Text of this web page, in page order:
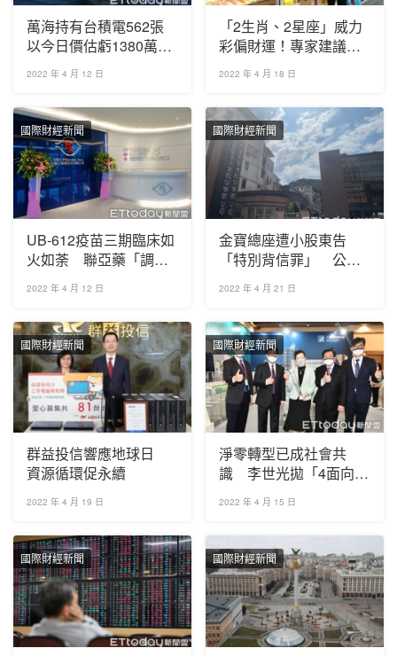
萬海持有台積電562張
以今日價估虧1380萬元
去年業外獲利有15億
2022 年 4 月 12 日
「2生肖、2星座」威力
彩偏財運！專家建議投
注前 吃白吐司助攻
2022 年 4 月 18 日
國際財經新聞
UB-612疫苗三期臨床如
火如荼 聯亞藥「調
配、充填、包裝」一手
包辦
2022 年 4 月 12 日
國際財經新聞
金寶總座遭小股東告
「特別背信罪」 公司
急聲明：已提誣告反制
2022 年 4 月 21 日
國際財經新聞
群益投信響應地球日
資源循環促永續
2022 年 4 月 19 日
國際財經新聞
淨零轉型已成社會共
識 李世光拋「4面向」
助產業減碳
2022 年 4 月 15 日
國際財經新聞 國際財經新聞